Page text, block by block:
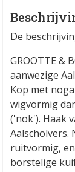
De
GROOTTE &
aanwezige
Kop met
wigvormig
('nok'). Haak
Aalscholvers.
ruitvormig,
borstelige